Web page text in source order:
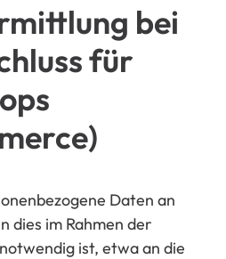
bei
für
Daten an
dies im Rahmen der
ist, etwa an die